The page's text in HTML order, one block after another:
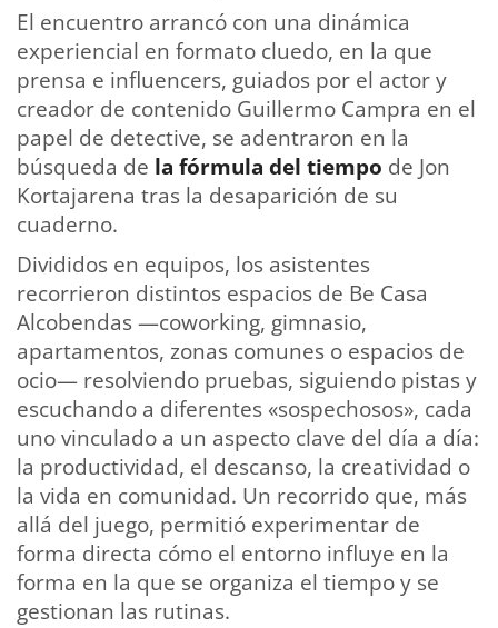
El encuentro arrancó con una dinámica
experiencial en formato cluedo, en la que
prensa e influencers, guiados por el actor y
creador de contenido Guillermo Campra en el
papel de detective, se adentraron en la
búsqueda de la fórmula del tiempo de Jon
Kortajarena tras la desaparición de su
cuaderno.
Divididos en equipos, los asistentes
recorrieron distintos espacios de Be Casa
Alcobendas —coworking, gimnasio,
apartamentos, zonas comunes o espacios de
ocio— resolviendo pruebas, siguiendo pistas y
escuchando a diferentes «sospechosos», cada
uno vinculado a un aspecto clave del día a día:
la productividad, el descanso, la creatividad o
la vida en comunidad. Un recorrido que, más
allá del juego, permitió experimentar de
forma directa cómo el entorno influye en la
forma en la que se organiza el tiempo y se
gestionan las rutinas.